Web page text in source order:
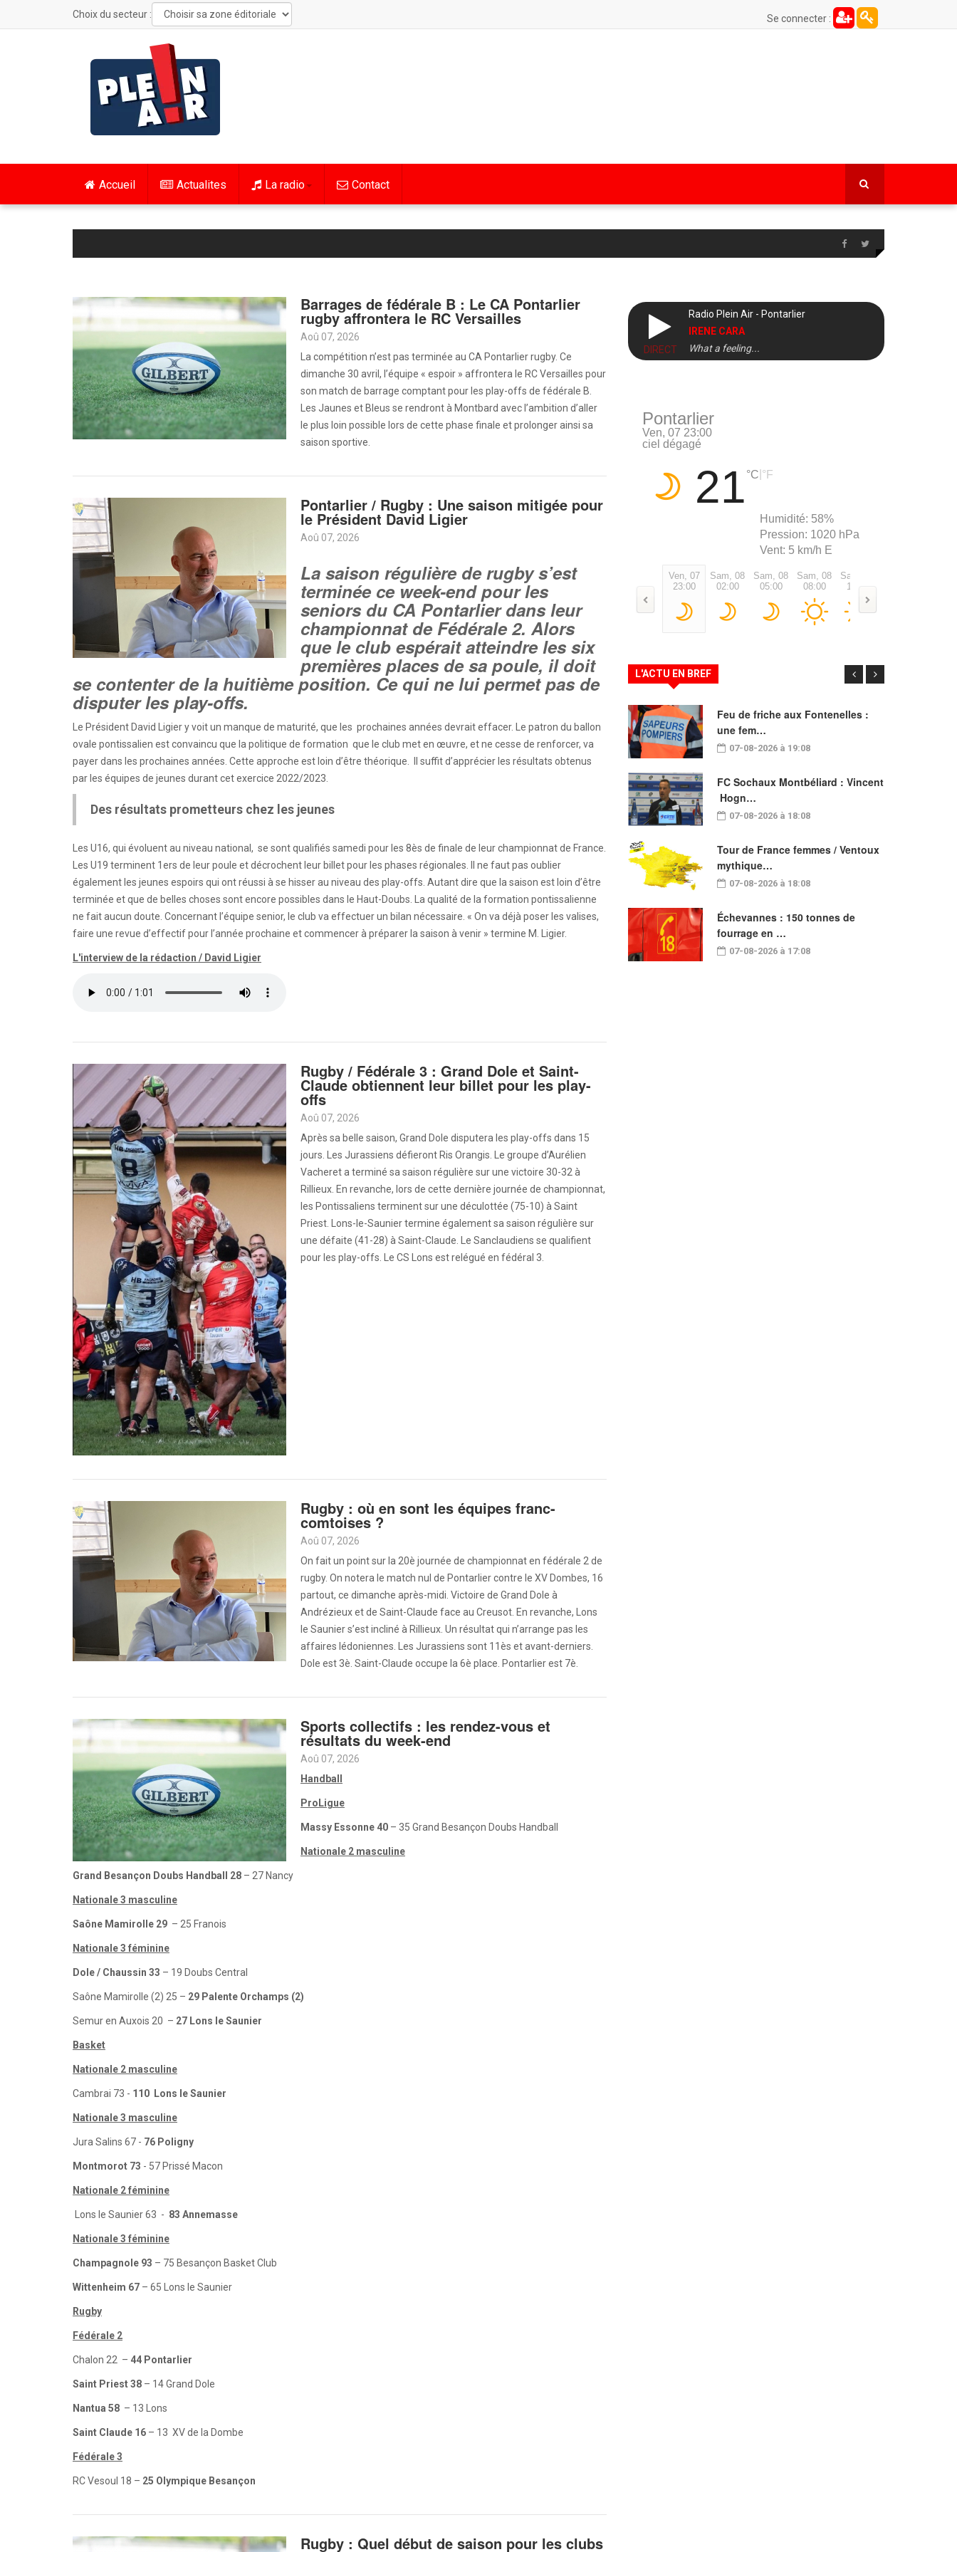
Choix du secteur : Se connecter :
Accueil Actualites La radio Contact
Barrages de fédérale B : Le CA Pontarlier
rugby affrontera le RC Versailles
Aoû 07, 2026
La compétition n’est pas terminée au CA Pontarlier rugby. Ce
dimanche 30 avril, l’équipe « espoir » affrontera le RC Versailles pour
son match de barrage comptant pour les play-offs de fédérale B.
Les Jaunes et Bleus se rendront à Montbard avec l’ambition d’aller
le plus loin possible lors de cette phase finale et prolonger ainsi sa
saison sportive.
Pontarlier / Rugby : Une saison mitigée pour
le Président David Ligier
Aoû 07, 2026
La saison régulière de rugby s’est
terminée ce week-end pour les
seniors du CA Pontarlier dans leur
championnat de Fédérale 2. Alors
que le club espérait atteindre les six
premières places de sa poule, il doit
se contenter de la huitième position. Ce qui ne lui permet pas de
disputer les play-offs.
Le Président David Ligier y voit un manque de maturité, que les prochaines années devrait effacer. Le patron du ballon
ovale pontissalien est convaincu que la politique de formation que le club met en œuvre, et ne cesse de renforcer, va
payer dans les prochaines années. Cette approche est loin d’être théorique. Il suffit d’apprécier les résultats obtenus
par les équipes de jeunes durant cet exercice 2022/2023.
Des résultats prometteurs chez les jeunes
Les U16, qui évoluent au niveau national, se sont qualifiés samedi pour les 8ès de finale de leur championnat de France.
Les U19 terminent 1ers de leur poule et décrochent leur billet pour les phases régionales. Il ne faut pas oublier
également les jeunes espoirs qui ont réussi à se hisser au niveau des play-offs. Autant dire que la saison est loin d’être
terminée et que de belles choses sont encore possibles dans le Haut-Doubs. La qualité de la formation pontissalienne
ne fait aucun doute. Concernant l’équipe senior, le club va effectuer un bilan nécessaire. « On va déjà poser les valises,
faire une revue d’effectif pour l’année prochaine et commencer à préparer la saison à venir » termine M. Ligier.
L'interview de la rédaction / David Ligier
Rugby / Fédérale 3 : Grand Dole et Saint-
Claude obtiennent leur billet pour les play-
offs
Aoû 07, 2026
Après sa belle saison, Grand Dole disputera les play-offs dans 15
jours. Les Jurassiens défieront Ris Orangis. Le groupe d’Aurélien
Vacheret a terminé sa saison régulière sur une victoire 30-32 à
Rillieux. En revanche, lors de cette dernière journée de championnat,
les Pontissaliens terminent sur une déculottée (75-10) à Saint
Priest. Lons-le-Saunier termine également sa saison régulière sur
une défaite (41-28) à Saint-Claude. Le Sanclaudiens se qualifient
pour les play-offs. Le CS Lons est relégué en fédéral 3.
Rugby : où en sont les équipes franc-
comtoises ?
Aoû 07, 2026
On fait un point sur la 20è journée de championnat en fédérale 2 de
rugby. On notera le match nul de Pontarlier contre le XV Dombes, 16
partout, ce dimanche après-midi. Victoire de Grand Dole à
Andrézieux et de Saint-Claude face au Creusot. En revanche, Lons
le Saunier s’est incliné à Rillieux. Un résultat qui n’arrange pas les
affaires lédoniennes. Les Jurassiens sont 11ès et avant-derniers.
Dole est 3è. Saint-Claude occupe la 6è place. Pontarlier est 7è.
Sports collectifs : les rendez-vous et
résultats du week-end
Aoû 07, 2026
Handball
ProLigue
Massy Essonne 40 – 35 Grand Besançon Doubs Handball
Nationale 2 masculine
Grand Besançon Doubs Handball 28 – 27 Nancy
Nationale 3 masculine
Saône Mamirolle 29 – 25 Franois
Nationale 3 féminine
Dole / Chaussin 33 – 19 Doubs Central
Saône Mamirolle (2) 25 – 29 Palente Orchamps (2)
Semur en Auxois 20 – 27 Lons le Saunier
Basket
Nationale 2 masculine
Cambrai 73 - 110 Lons le Saunier
Nationale 3 masculine
Jura Salins 67 - 76 Poligny
Montmorot 73 - 57 Prissé Macon
Nationale 2 féminine
Lons le Saunier 63 - 83 Annemasse
Nationale 3 féminine
Champagnole 93 – 75 Besançon Basket Club
Wittenheim 67 – 65 Lons le Saunier
Rugby
Fédérale 2
Chalon 22 – 44 Pontarlier
Saint Priest 38 – 14 Grand Dole
Nantua 58 – 13 Lons
Saint Claude 16 – 13 XV de la Dombe
Fédérale 3
RC Vesoul 18 – 25 Olympique Besançon
Rugby : Quel début de saison pour les clubs
DIRECT
Radio Plein Air - Pontarlier
IRENE CARA
What a feeling...
Pontarlier
Ven, 07 23:00
ciel dégagé
21 °C °F
Humidité: 58%
Pression: 1020 hPa
Vent: 5 km/h E
Ven, 07
23:00
Sam, 08
02:00
Sam, 08
05:00
Sam, 08
08:00
Sam, 08
11:00
L'ACTU EN BREF
Feu de friche aux Fontenelles :
une fem…
07-08-2026 à 19:08
FC Sochaux Montbéliard : Vincent
Hogn…
07-08-2026 à 18:08
Tour de France femmes / Ventoux
mythique…
07-08-2026 à 18:08
Échevannes : 150 tonnes de
fourrage en …
07-08-2026 à 17:08